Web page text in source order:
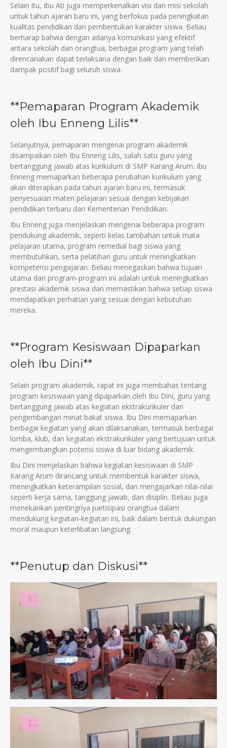
Selain itu, Ibu Ati juga memperkenalkan visi dan misi sekolah
untuk tahun ajaran baru ini, yang berfokus pada peningkatan
kualitas pendidikan dan pembentukan karakter siswa. Beliau
berharap bahwa dengan adanya komunikasi yang efektif
antara sekolah dan orangtua, berbagai program yang telah
direncanakan dapat terlaksana dengan baik dan memberikan
dampak positif bagi seluruh siswa.
**Pemaparan Program Akademik
oleh Ibu Enneng Lilis**
Selanjutnya, pemaparan mengenai program akademik
disampaikan oleh Ibu Enneng Lilis, salah satu guru yang
bertanggung jawab atas kurikulum di SMP Karang Arum. Ibu
Enneng memaparkan beberapa perubahan kurikulum yang
akan diterapkan pada tahun ajaran baru ini, termasuk
penyesuaian materi pelajaran sesuai dengan kebijakan
pendidikan terbaru dari Kementerian Pendidikan.
Ibu Enneng juga menjelaskan mengenai beberapa program
pendukung akademik, seperti kelas tambahan untuk mata
pelajaran utama, program remedial bagi siswa yang
membutuhkan, serta pelatihan guru untuk meningkatkan
kompetensi pengajaran. Beliau menegaskan bahwa tujuan
utama dari program-program ini adalah untuk meningkatkan
prestasi akademik siswa dan memastikan bahwa setiap siswa
mendapatkan perhatian yang sesuai dengan kebutuhan
mereka.
**Program Kesiswaan Dipaparkan
oleh Ibu Dini**
Selain program akademik, rapat ini juga membahas tentang
program kesiswaan yang dipaparkan oleh Ibu Dini, guru yang
bertanggung jawab atas kegiatan ekstrakurikuler dan
pengembangan minat bakat siswa. Ibu Dini memaparkan
berbagai kegiatan yang akan dilaksanakan, termasuk berbagai
lomba, klub, dan kegiatan ekstrakurikuler yang bertujuan untuk
mengembangkan potensi siswa di luar bidang akademik.
Ibu Dini menjelaskan bahwa kegiatan kesiswaan di SMP
Karang Arum dirancang untuk membentuk karakter siswa,
meningkatkan keterampilan sosial, dan mengajarkan nilai-nilai
seperti kerja sama, tanggung jawab, dan disiplin. Beliau juga
menekankan pentingnya partisipasi orangtua dalam
mendukung kegiatan-kegiatan ini, baik dalam bentuk dukungan
moral maupun keterlibatan langsung.
**Penutup dan Diskusi**